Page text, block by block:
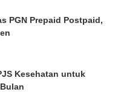
PGN Prepaid Postpaid,
Kesehatan untuk